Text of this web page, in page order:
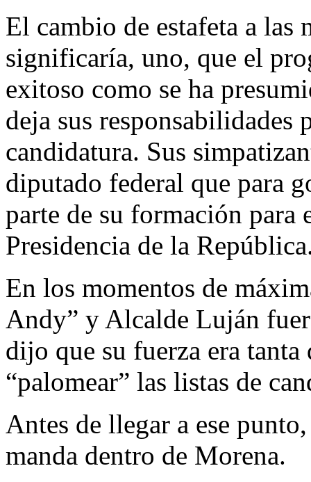
El cambio de estafeta a
significaría, uno, que el
exitoso como se ha
deja sus responsabilidades
candidatura. Sus
diputado federal que para
parte de su formación para
Presidencia de la
En los momentos de
Andy” y Alcalde Luján
dijo que su fuerza era tanta
“palomear” las listas de
Antes de llegar a ese
manda dentro de Morena.